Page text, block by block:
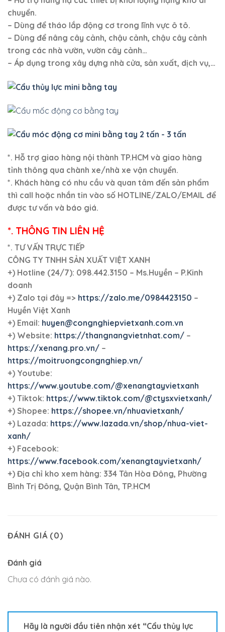
chuyển.
– Dùng để tháo lắp động cơ trong lĩnh vực ô tô.
– Dùng để nâng cây cảnh, chậu cảnh, chậu cây cảnh
trong các nhà vườn, vườn cây cảnh…
– Áp dụng trong xây dựng nhà cửa, sản xuất, dịch vụ,…
*. Hỗ trợ giao hàng nội thành TP.HCM và giao hàng
tỉnh thông qua chành xe/nhà xe vận chuyển.
*. Khách hàng có nhu cầu và quan tâm đến sản phẩm
thì call hoặc nhắn tin vào số HOTLINE/ZALO/EMAIL để
được tư vấn và báo giá.
*. THÔNG TIN LIÊN HỆ
*. TƯ VẤN TRỰC TIẾP
CÔNG TY TNHH SẢN XUẤT VIỆT XANH
+) Hotline (24/7): 098.442.3150 – Ms.Huyền – P.Kinh
doanh
+) Zalo tại đây => https://zalo.me/0984423150 –
Huyền Việt Xanh
+) Email: huyen@congnghiepvietxanh.com.vn
+) Website: https://thangnangvietnhat.com/ –
https://xenang.pro.vn/ –
https://moitruongcongnghiep.vn/
+) Youtube:
https://www.youtube.com/@xenangtayvietxanh
+) Tiktok: https://www.tiktok.com/@ctysxvietxanh/
+) Shopee: https://shopee.vn/nhuavietxanh/
+) Lazada: https://www.lazada.vn/shop/nhua-viet-
xanh/
+) Facebook:
https://www.facebook.com/xenangtayvietxanh/
+) Địa chỉ kho xem hàng: 334 Tân Hòa Đông, Phường
Bình Trị Đông, Quận Bình Tân, TP.HCM
ĐÁNH GIÁ (0)
Đánh giá
Chưa có đánh giá nào.
Hãy là người đầu tiên nhận xét “Cẩu thủy lực